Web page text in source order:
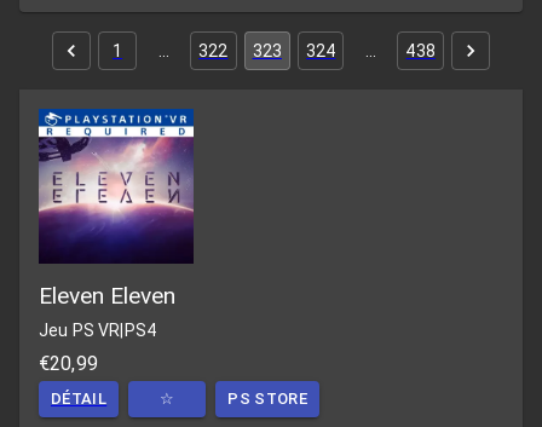
1 322 323 324 438
Eleven Eleven
Jeu PS VR|PS4
€20,99
DÉTAIL ☆ PS STORE